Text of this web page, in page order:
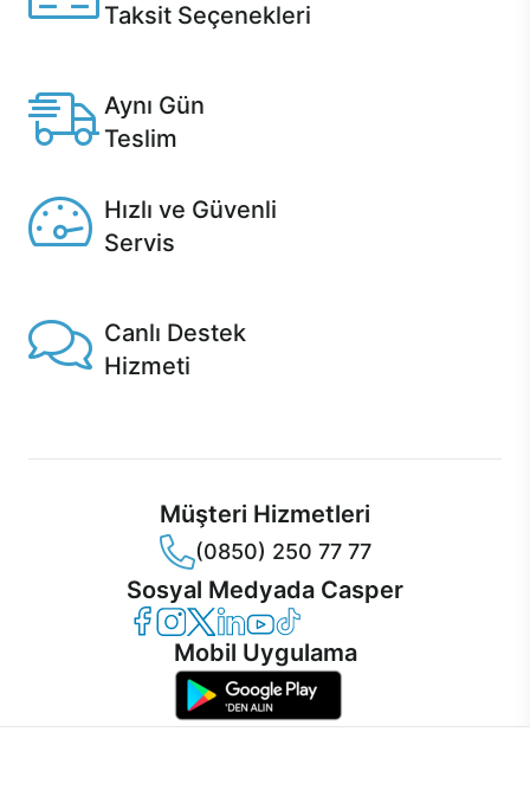
Taksit Seçenekleri
Aynı Gün
Teslim
Hızlı ve Güvenli
Servis
Canlı Destek
Hizmeti
Müşteri Hizmetleri
(0850) 250 77 77
Sosyal Medyada Casper
Casper Facebook
Casper Instagram
Casper Twitter
Casper LinkedIn
Casper YouTube
Casper TikTok
Mobil Uygulama